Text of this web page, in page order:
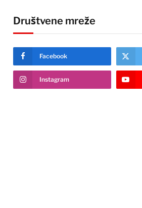
Društvene mreže
Facebook
Instagram